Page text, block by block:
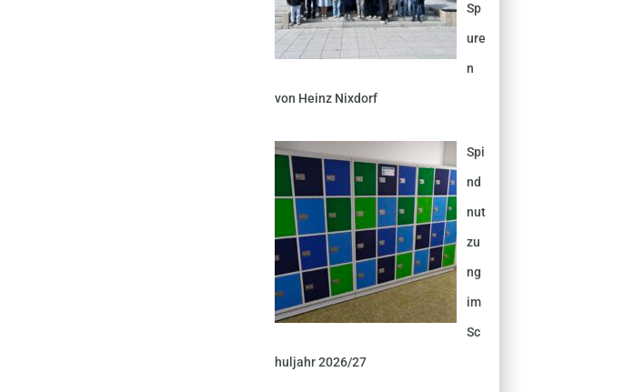
Sp
ure
n
von Heinz Nixdorf
Spi
nd
nut
zu
ng
im
Sc
huljahr 2026/27